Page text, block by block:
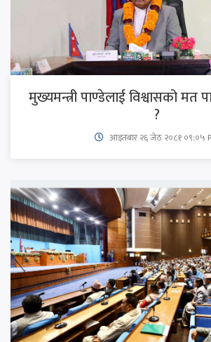
मुख्यमन्त्री पाण्डेलाई विश्वासको
?
आइतबार​ २६ जेठ २०८१ ०९:०५